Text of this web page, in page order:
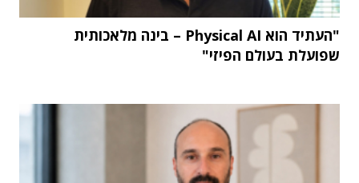
"העתיד הוא Physical AI – בינה מלאכותית
שפועלת בעולם הפיזי"